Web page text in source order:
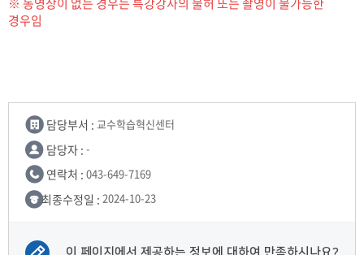
경우임
담당부서 : 교수학습혁신센터
담당자 : -
연락처 : 043-649-7169
최종수정일 : 2024-10-23
이 페이지에서 제공하는 정보에 대하여 만족하시나요?